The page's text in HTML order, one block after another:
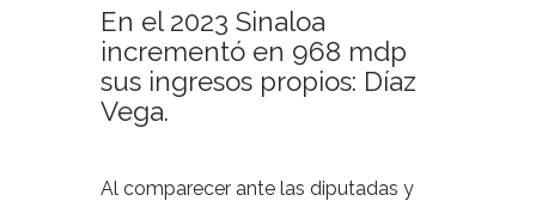
En el 2023 Sinaloa
incrementó en 968 mdp
sus ingresos propios: Díaz
Vega.
Al comparecer ante las diputadas y